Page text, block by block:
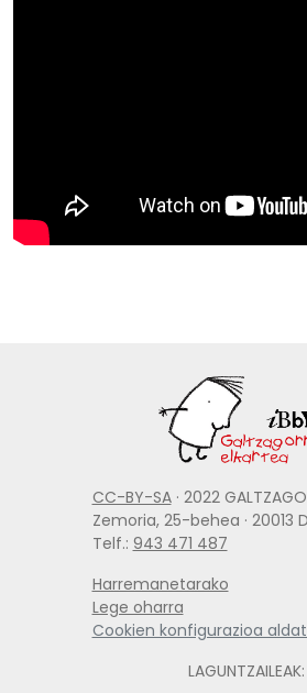
CC-BY-SA· 2022
Zemoria, 25-behea · 20013
Telf.: 943 471 487
Harremanetarako
Lege oharra
Cookien konfigurazioa
LAGUNTZAILEAK: